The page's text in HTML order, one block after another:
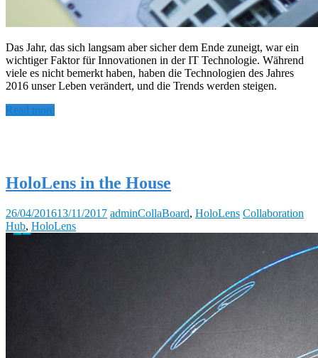
Das Jahr, das sich langsam aber sicher dem Ende zuneigt, war ein
wichtiger Faktor für Innovationen in der IT Technologie. Während
viele es nicht bemerkt haben, haben die Technologien des Jahres
2016 unser Leben verändert, und die Trends werden steigen.
Read more
HoloLens in the House
26/04/201613/11/2017 adminCollaBoard, HoloLens Collaboration
Hub, HoloLens